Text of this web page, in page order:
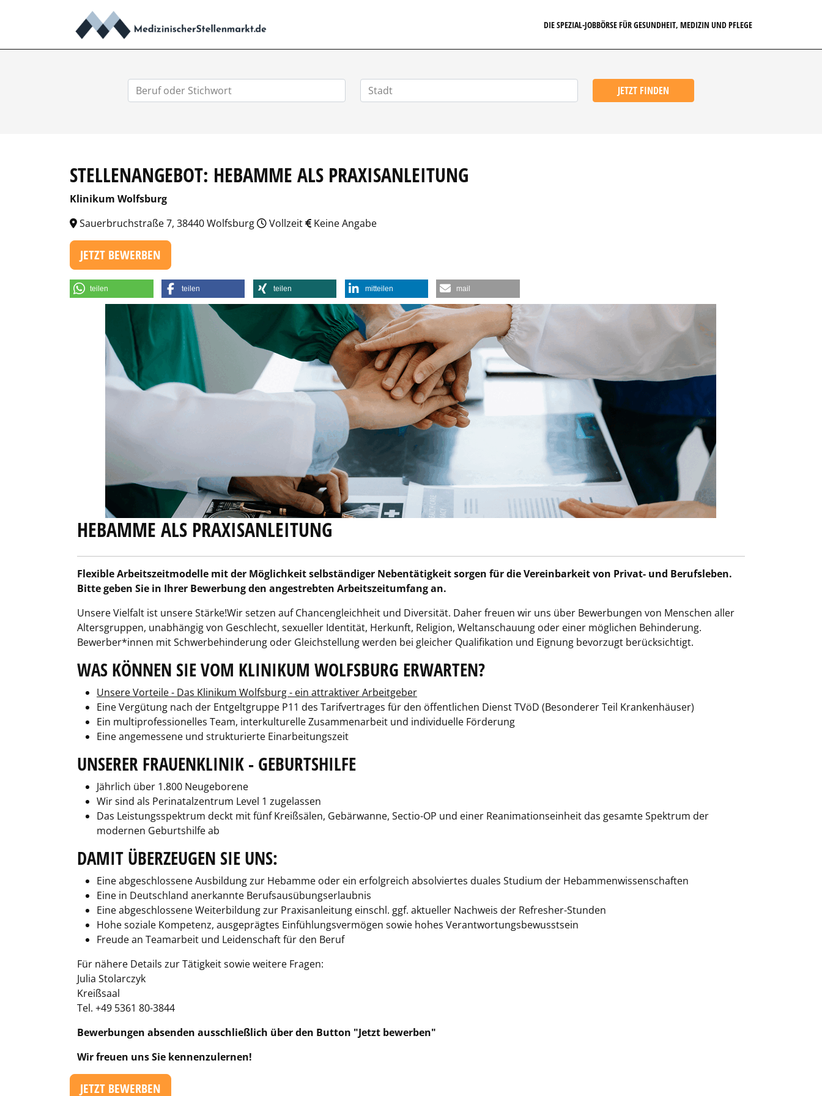
DIE SPEZIAL-JOBBÖRSE FÜR GESUNDHEIT, MEDIZIN UND PFLEGE
JETZT FINDEN
STELLENANGEBOT: HEBAMME ALS PRAXISANLEITUNG
Klinikum Wolfsburg
Sauerbruchstraße 7, 38440 Wolfsburg
Vollzeit Keine Angabe
JETZT BEWERBEN
teilen teilen teilen mitteilen mail
HEBAMME ALS PRAXISANLEITUNG
Flexible Arbeitszeitmodelle mit der Möglichkeit selbständiger Nebentätigkeit sorgen für die Vereinbarkeit von Privat- und Berufsleben.
Bitte geben Sie in Ihrer Bewerbung den angestrebten Arbeitszeitumfang an.
Unsere Vielfalt ist unsere Stärke!Wir setzen auf Chancengleichheit und Diversität. Daher freuen wir uns über Bewerbungen von Menschen aller
Altersgruppen, unabhängig von Geschlecht, sexueller Identität, Herkunft, Religion, Weltanschauung oder einer möglichen Behinderung.
Bewerber*innen mit Schwerbehinderung oder Gleichstellung werden bei gleicher Qualifikation und Eignung bevorzugt berücksichtigt.
WAS KÖNNEN SIE VOM KLINIKUM WOLFSBURG ERWARTEN?
Unsere Vorteile - Das Klinikum Wolfsburg - ein attraktiver Arbeitgeber
Eine Vergütung nach der Entgeltgruppe P11 des Tarifvertrages für den öffentlichen Dienst TVöD (Besonderer Teil Krankenhäuser)
Ein multiprofessionelles Team, interkulturelle Zusammenarbeit und individuelle Förderung
Eine angemessene und strukturierte Einarbeitungszeit
UNSERER FRAUENKLINIK - GEBURTSHILFE
Jährlich über 1.800 Neugeborene
Wir sind als Perinatalzentrum Level 1 zugelassen
Das Leistungsspektrum deckt mit fünf Kreißsälen, Gebärwanne, Sectio-OP und einer Reanimationseinheit das gesamte Spektrum der
modernen Geburtshilfe ab
DAMIT ÜBERZEUGEN SIE UNS:
Eine abgeschlossene Ausbildung zur Hebamme oder ein erfolgreich absolviertes duales Studium der Hebammenwissenschaften
Eine in Deutschland anerkannte Berufsausübungserlaubnis
Eine abgeschlossene Weiterbildung zur Praxisanleitung einschl. ggf. aktueller Nachweis der Refresher-Stunden
Hohe soziale Kompetenz, ausgeprägtes Einfühlungsvermögen sowie hohes Verantwortungsbewusstsein
Freude an Teamarbeit und Leidenschaft für den Beruf
Für nähere Details zur Tätigkeit sowie weitere Fragen:
Julia Stolarczyk
Kreißsaal
Tel. +49 5361 80-3844
Bewerbungen absenden ausschließlich über den Button "Jetzt bewerben"
Wir freuen uns Sie kennenzulernen!
JETZT BEWERBEN